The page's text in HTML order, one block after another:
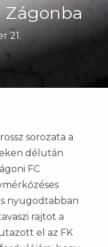
Zágonba
21.
sorozata a
délután
FC
nyugodtabban
rajtot a
el az FK